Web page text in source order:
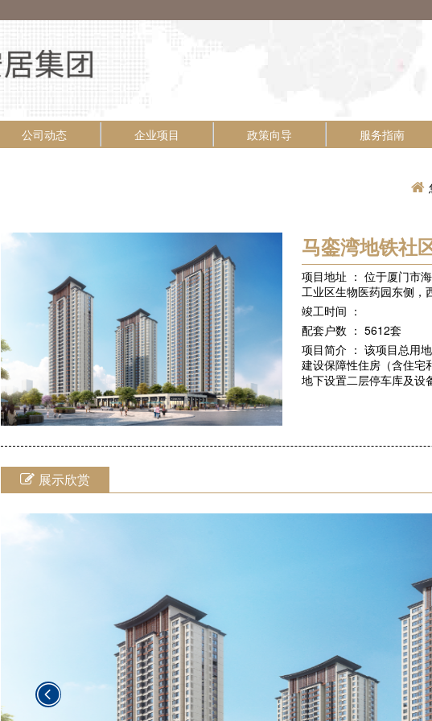
公司动态 企业项目 政策向导 服务指南
马銮湾地铁社
项目地址 ： 位于厦门市
工业区生物医药园东侧，
竣工时间 ：
配套户数 ： 5612套
项目简介 ： 该项目总用
建设保障性住房（含住宅
地下设置二层停车库及设
展示欣赏